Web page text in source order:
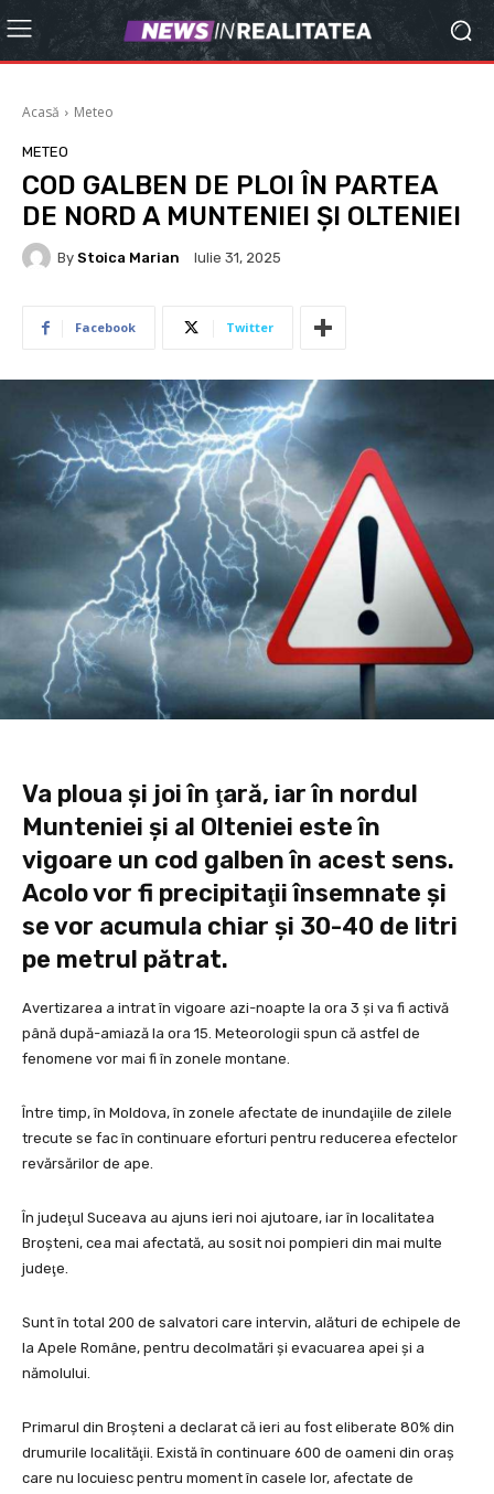
Acasă Meteo
METEO
COD GALBEN DE PLOI ÎN PARTEA
DE NORD A MUNTENIEI ŞI OLTENIEI
By Stoica Marian Iulie 31, 2025
Facebook Twitter
Va ploua şi joi în ţară, iar în nordul
Munteniei şi al Olteniei este în
vigoare un cod galben în acest sens.
Acolo vor fi precipitaţii însemnate şi
se vor acumula chiar şi 30-40 de litri
pe metrul pătrat.
Avertizarea a intrat în vigoare azi-noapte la ora 3 şi va fi activă
până după-amiază la ora 15. Meteorologii spun că astfel de
fenomene vor mai fi în zonele montane.
Între timp, în Moldova, în zonele afectate de inundaţiile de zilele
trecute se fac în continuare eforturi pentru reducerea efectelor
revărsărilor de ape.
În judeţul Suceava au ajuns ieri noi ajutoare, iar în localitatea
Broşteni, cea mai afectată, au sosit noi pompieri din mai multe
judeţe.
Sunt în total 200 de salvatori care intervin, alături de echipele de
la Apele Române, pentru decolmatări şi evacuarea apei şi a
nămolului.
Primarul din Broşteni a declarat că ieri au fost eliberate 80% din
drumurile localităţii. Există în continuare 600 de oameni din oraş
care nu locuiesc pentru moment în casele lor, afectate de